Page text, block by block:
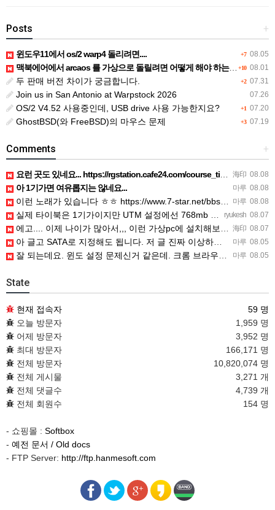
+
Posts
+7 08.05
윈도우11에서 os/2 warp4 돌리려면....
+10 08.01
맥북에어에서 arcaos 를 가상으로 돌릴려면 어떻게 해야 하는 지요?
+2 07.31
두 판매 버전 차이가 궁금합니다.
07.26
Join us in San Antonio at Warpstock 2026
+1 07.20
OS/2 V4.52 사용중인데, USB drive 사용 가능한지요?
+3 07.19
GhostBSD(와 FreeBSD)의 마우스 문제
+
Comments
海印 08.08
요런 곳도 있네요... https://rgstation.cafe24.com/course_tip/306500
마루 08.08
아 1기가면 여유롭지는 않네요...
마루 08.08
이런 노래가 있습니다 ㅎㅎ https://www.7-star.net/bbs/board.php?bo_table…
ryukesh 08.07
실제 타이북은 1기가이지만 UTM 설정에선 768mb 입니다. 1기가나 그 보다 넘게 설정하면 UTM 에뮬레…
海印 08.07
에고.... 이제 나이가 많아서,,, 이런 가상pc에 설치해보는 것도 귀찮군요.. ㅎㅎ 날씨도 덥고.....…
마루 08.05
아 글고 SATA로 지정해도 됩니다. 저 글 진짜 이상하네요. 옛날꺼 퍼와서 그런거 같은데요.
마루 08.05
잘 되는데요. 윈도 설정 문제신거 같은데. 크롬 브라우저나 파폭으로 해 보세요
State
현재 접속자
59 명
오늘 방문자
1,959 명
어제 방문자
3,952 명
최대 방문자
166,171 명
전체 방문자
10,820,074 명
전체 게시물
3,271 개
전체 댓글수
4,739 개
전체 회원수
154 명
- 쇼핑몰 : Softbox
- 예전 문서 / Old docs
- FTP Server: http://ftp.hanmesoft.com